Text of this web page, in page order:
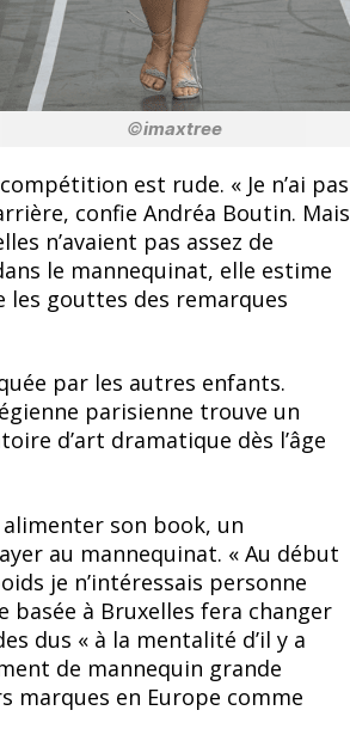
©imaxtree
est rude. « Je n’ai pas
confie Andréa Boutin. Mais
n’avaient pas assez de
le mannequinat, elle estime
les gouttes des remarques
par les autres enfants.
parisienne trouve un
d’art dramatique dès l’âge
son book, un
au mannequinat. « Au début
je n’intéressais personne
basée à Bruxelles fera changer
dus « à la mentalité d’il y a
de mannequin grande
marques en Europe comme